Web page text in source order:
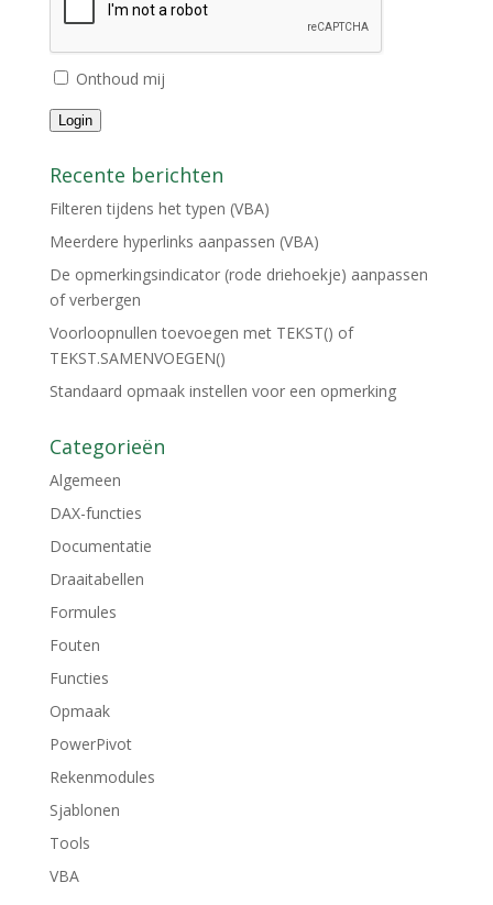
Onthoud mij
Login
Recente berichten
Filteren tijdens het typen (VBA)
Meerdere hyperlinks aanpassen (VBA)
De opmerkingsindicator (rode driehoekje) aanpassen
of verbergen
Voorloopnullen toevoegen met TEKST() of
TEKST.SAMENVOEGEN()
Standaard opmaak instellen voor een opmerking
Categorieën
Algemeen
DAX-functies
Documentatie
Draaitabellen
Formules
Fouten
Functies
Opmaak
PowerPivot
Rekenmodules
Sjablonen
Tools
VBA